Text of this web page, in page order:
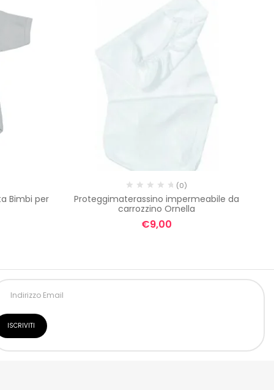
Bimbi per
(0)
Proteggimaterassino impermeabile da
carrozzino Ornella
€9,00